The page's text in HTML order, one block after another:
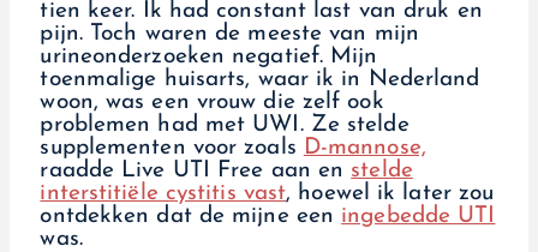
tien keer. Ik had constant last van druk en
pijn. Toch waren de meeste van mijn
urineonderzoeken negatief. Mijn
toenmalige huisarts, waar ik in Nederland
woon, was een vrouw die zelf ook
problemen had met UWI. Ze stelde
supplementen voor zoals D-mannose,
raadde Live UTI Free aan en stelde
interstitiële cystitis vast, hoewel ik later zou
ontdekken dat de mijne een ingebedde UTI
was.